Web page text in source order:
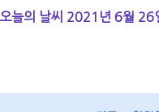
늘의 날씨 2021년 6월